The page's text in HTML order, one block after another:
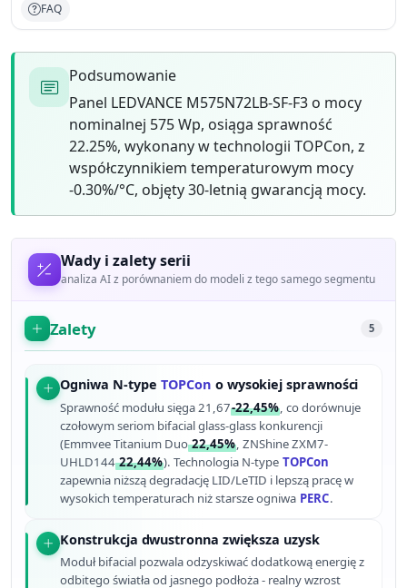
FAQ
Podsumowanie
Panel LEDVANCE M575N72LB-SF-F3 o mocy
nominalnej 575 Wp, osiąga sprawność
22.25%, wykonany w technologii TOPCon, z
współczynnikiem temperaturowym mocy
-0.30%/°C, objęty 30-letnią gwarancją mocy.
Wady i zalety serii
analiza AI z porównaniem do modeli z tego samego segmentu
Zalety 5
Ogniwa N-type TOPCon o wysokiej sprawności
Sprawność modułu sięga 21,67-22,45%, co dorównuje
czołowym seriom bifacial glass-glass konkurencji
(Emmvee Titanium Duo22,45%, ZNShine ZXM7-
UHLD14422,44%). Technologia N-type TOPCon
zapewnia niższą degradację LID/LeTID i lepszą pracę w
wysokich temperaturach niż starsze ogniwa PERC.
Konstrukcja dwustronna zwiększa uzysk
Moduł bifacial pozwala odzyskiwać dodatkową energię z
odbitego światła od jasnego podłoża - realny wzrost